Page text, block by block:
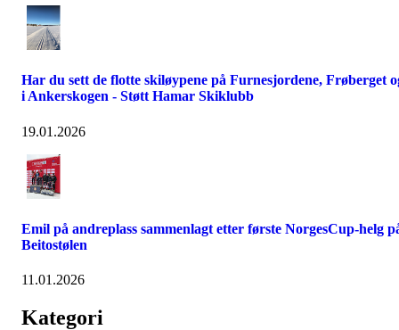
Har du sett de flotte skiløypene på Furnesjordene, Frøberget
i Ankerskogen - Støtt Hamar Skiklubb
19.01.2026
Emil på andreplass sammenlagt etter første NorgesCup-helg
Beitostølen
11.01.2026
Kategori